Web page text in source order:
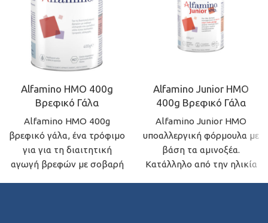
Alfamino HMO 400g
Βρεφικό Γάλα
Alfamino HMO 400g
βρεφικό γάλα, ένα τρόφιμο
για για τη διαιτητική
αγωγή βρεφών με σοβαρή
Alfamino Junior HMO
400g Βρεφικό Γάλα
Alfamino Junior HMO
υποαλλεργική φόρμουλα με
βάση τα αμινοξέα.
Κατάλληλο από την ηλικία